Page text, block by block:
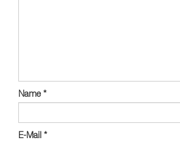
Name *
E-Mail *